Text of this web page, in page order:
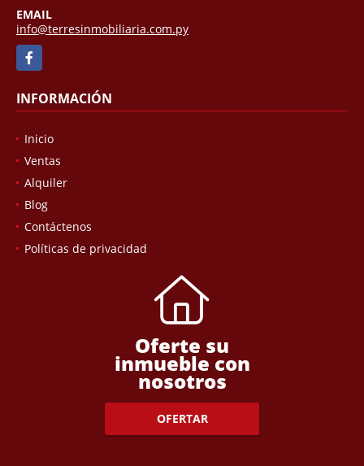
EMAIL
info@terresinmobiliaria.com.py
Facebook
INFORMACIÓN
Inicio
Ventas
Alquiler
Blog
Contáctenos
Políticas de privacidad
Oferte su
inmueble con
nosotros
OFERTAR